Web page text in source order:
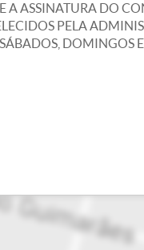
A ASSINATURA DO
PELA
DOMINGOS